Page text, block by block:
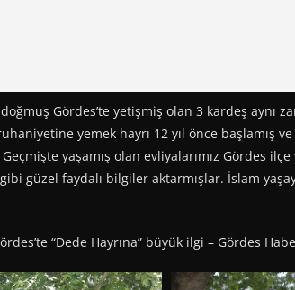
doğmuş Gördes’te yetişmiş olan 3 kardeş aynı
ruhaniyetine yemek hayrı 12 yıl önce
Geçmişte yaşamış olan evliyalarımız Gördes
güzel faydalı bilgiler aktarmışlar. İslam
“Dede Hayrına” büyük ilgi – Gördes